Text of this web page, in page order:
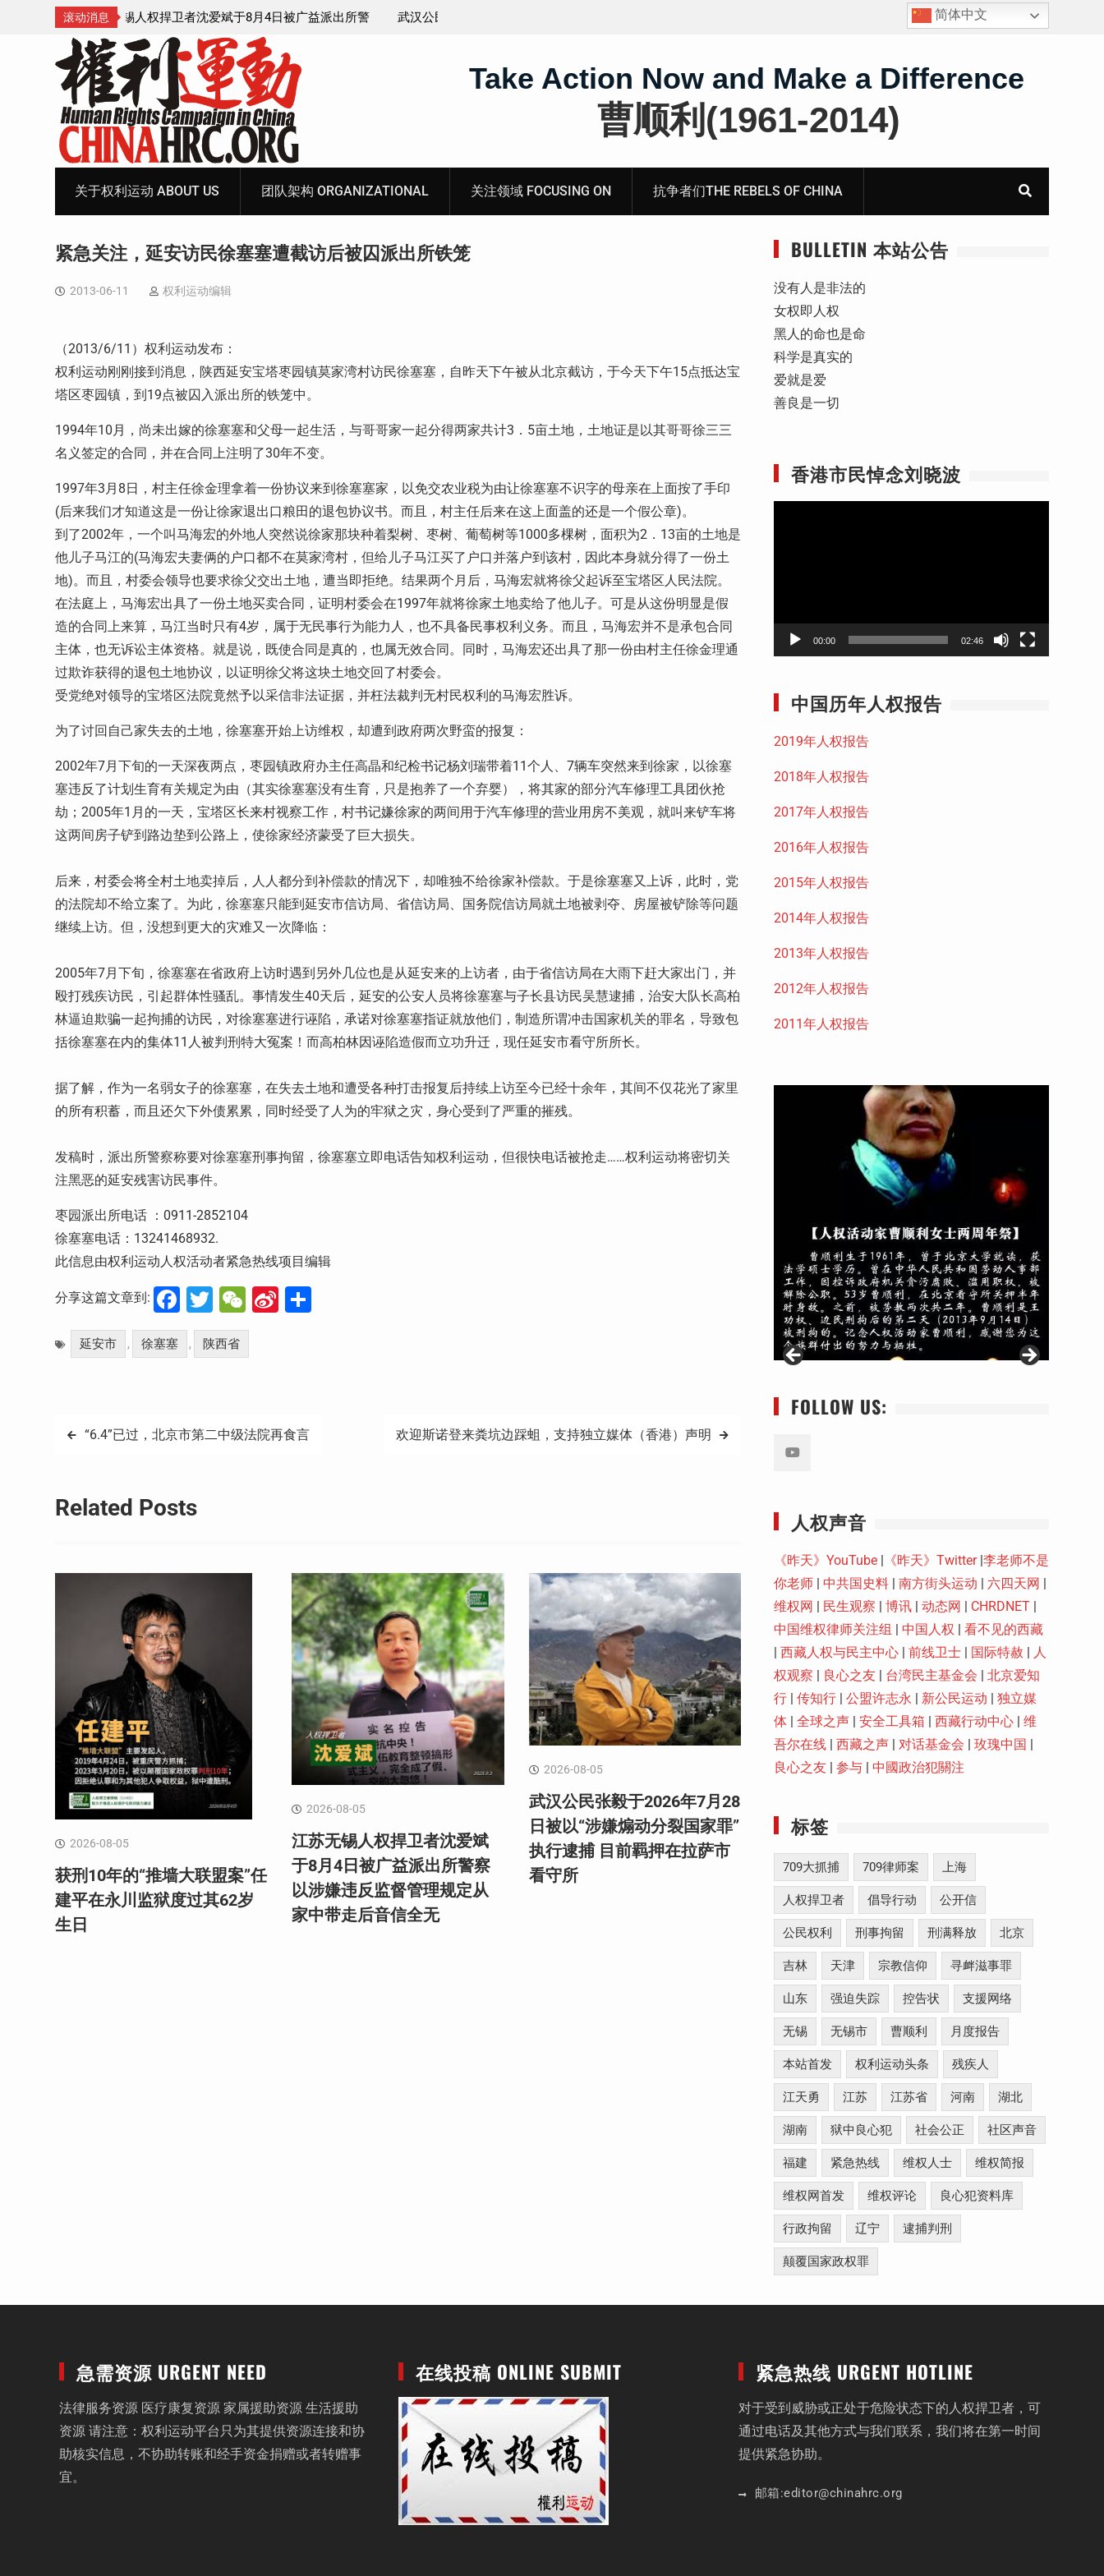
滚动消息
日被广益派出所警
带走后音信全无
武汉公民张毅于2026年7月28日被以“涉嫌煽动分裂国
家罪”执行逮捕 目前羁押在拉萨市看守所
获刑10年的“推墙大联盟案”任建平在永川监狱度过其62
简体中文
Take Action Now and Make a Difference
曹顺利(1961-2014)
关于权利运动 ABOUT US 团队架构 ORGANIZATIONAL 关注领域 FOCUSING ON 抗争者们THE REBELS OF CHINA
紧急关注，延安访民徐塞塞遭截访后被囚派出所铁笼
2013-06-11 权利运动编辑
（2013/6/11 ）权利运动发布：
权利运动刚刚接到消息，陕西延安宝塔枣园镇莫家湾村访民徐塞塞，自昨天下午被从北京截访，于今天下午15点抵达宝
塔区枣园镇，到 19点被囚入派出所的铁笼中。
1994年10月，尚未出嫁的徐塞塞和父母一起生活，与哥哥家一起分得两家共计3 ． 5亩土地，土地证是以其哥哥徐三三
名义签定的合同，并在合同上注明了30年不变。
1997年3月 8 日，村主任徐金理拿着一份协议来到徐塞塞家，以免交农业税为由让徐塞塞不识字的母亲在上面按了手印
(后来我们才知道这是一份让徐家退出口粮田的退包协议书。而且，村主任后来在这上面盖的还是一个假公章)。
到了2002年，一个叫马海宏的外地人突然说徐家那块种着梨树、枣树、葡萄树等1000多棵树，面积为2 ． 13亩的土地是
他儿子马江的(马海宏夫妻俩的户口都不在莫家湾村，但给儿子马江买了户口并落户到该村，因此本身就分得了一份土
地)。而且，村委会领导也要求徐父交出土地，遭当即拒绝。结果两个月后，马海宏就将徐父起诉至宝塔区人民法院。
在法庭上，马海宏出具了一份土地买卖合同，证明村委会在1997年就将徐家土地卖给了他儿子。可是从这份明显是假
造的合同上来算，马江当时只有4岁，属于无民事行为能力人，也不具备民事权利义务。而且，马海宏并不是承包合同
主体，也无诉讼主体资格。就是说，既使合同是真的，也属无效合同。同时，马海宏还出具了那一份由村主任徐金理通
过欺诈获得的退包土地协议，以证明徐父将这块土地交回了村委会。
受党绝对领导的宝塔区法院竟然予以采信非法证据，并枉法裁判无村民权利的马海宏胜诉。
为了讨回自己家失去的土地，徐塞塞开始上访维权，却遭到政府两次野蛮的报复：
2002年7月下旬的一天深夜两点，枣园镇政府办主任高晶和纪检书记杨刘瑞带着11 个人、 7辆车突然来到徐家，以徐塞
塞违反了计划生育有关规定为由（其实徐塞塞没有生育，只是抱养了一个弃婴），将其家的部分汽车修理工具团伙抢
劫； 2005年1 月的一天，宝塔区长来村视察工作，村书记嫌徐家的两间用于汽车修理的营业用房不美观，就叫来铲车将
这两间房子铲到路边垫到公路上，使徐家经济蒙受了巨大损失。
后来，村委会将全村土地卖掉后，人人都分到补偿款的情况下，却唯独不给徐家补偿款。于是徐塞塞又上诉，此时，党
的法院却不给立案了。为此，徐塞塞只能到延安市信访局、省信访局、国务院信访局就土地被剥夺、房屋被铲除等问题
继续上访。但，没想到更大的灾难又一次降临：
2005年7月下旬，徐塞塞在省政府上访时遇到另外几位也是从延安来的上访者，由于省信访局在大雨下赶大家出门，并
殴打残疾访民，引起群体性骚乱。事情发生40天后，延安的公安人员将徐塞塞与子长县访民吴慧逮捕，治安大队长高柏
林逼迫欺骗一起拘捕的访民，对徐塞塞进行诬陷，承诺对徐塞塞指证就放他们，制造所谓冲击国家机关的罪名，导致包
括徐塞塞在内的集体11 人被判刑特大冤案！而高柏林因诬陷造假而立功升迁，现任延安市看守所所长。
据了解，作为一名弱女子的徐塞塞，在失去土地和遭受各种打击报复后持续上访至今已经十余年，其间不仅花光了家里
的所有积蓄，而且还欠下外债累累，同时经受了人为的牢狱之灾，身心受到了严重的摧残。
发稿时，派出所警察称要对徐塞塞刑事拘留，徐塞塞立即电话告知权利运动，但很快电话被抢走……权利运动将密切关
注黑恶的延安残害访民事件。
枣园派出所电话 ：0911-2852104
徐塞塞电话： 13241468932.
此信息由权利运动人权活动者紧急热线项目编辑
分享这篇文章到: Facebook
Twitter
WeChat
Sina
延安市 , 徐塞塞 , 陕西省
文
导
“6.4”已过，北京市第二中级法院再食言 欢迎斯诺登来粪坑边踩蛆，支持独立媒体（香港）声明
Related Posts
2026-08-05
获刑10年的“推墙大联盟案”任
建平在永川监狱度过其62岁
生日
2026-08-05
江苏无锡人权捍卫者沈爱斌
于8月4日被广益派出所警察
以涉嫌违反监督管理规定从
家中带走后音信全无
2026-08-05
武汉公民张毅于2026年7月28
日被以“涉嫌煽动分裂国家罪”
执行逮捕 目前羁押在拉萨市
看守所
BULLETIN 本站公告
没有人是非法的
女权即人权
黑人的命也是命
科学是真实的
爱就是爱
善良是一切
香港市民悼念刘晓波
00:00 02:46
中国历年人权报告
2019年人权报告
2018年人权报告
2017年人权报告
2016年人权报告
2015年人权报告
2014年人权报告
2013年人权报告
2012年人权报告
2011年人权报告
FOLLOW US:
人权声音
《昨天》YouTube | 《昨天》Twitter|李老师不是
你老师 | 中共国史料 | 南方街头运动 | 六四天网 |
维权网 | 民生观察 | 博讯 | 动态网 | CHRDNET |
中国维权律师关注组 | 中国人权 | 看不见的西藏
| 西藏人权与民主中心 | 前线卫士 | 国际特赦 | 人
权观察 | 良心之友 | 台湾民主基金会 | 北京爱知
行 | 传知行 | 公盟许志永 | 新公民运动 | 独立媒
体 | 全球之声 | 安全工具箱 | 西藏行动中心 | 维
吾尔在线 | 西藏之声 | 对话基金会 | 玫瑰中国 |
良心之友 | 参与 | 中國政治犯關注
标签
709大抓捕 709律师案 上海
人权捍卫者 倡导行动 公开信
公民权利 刑事拘留 刑满释放 北京
吉林 天津 宗教信仰 寻衅滋事罪
山东 强迫失踪 控告状 支援网络
无锡 无锡市 曹顺利 月度报告
本站首发 权利运动头条 残疾人
江天勇 江苏 江苏省 河南 湖北
湖南 狱中良心犯 社会公正 社区声音
福建 紧急热线 维权人士 维权简报
维权网首发 维权评论 良心犯资料库
行政拘留 辽宁 逮捕判刑
颠覆国家政权罪
急需资源 URGENT NEED
法律服务资源 医疗康复资源 家属援助资源 生活援助
资源 请注意：权利运动平台只为其提供资源连接和协
助核实信息，不协助转账和经手资金捐赠或者转赠事
宜。
在线投稿 ONLINE SUBMIT 紧急热线 URGENT HOTLINE
对于受到威胁或正处于危险状态下的人权捍卫者，可
通过电话及其他方式与我们联系，我们将在第一时间
提供紧急协助。
邮箱:editor@chinahrc.org